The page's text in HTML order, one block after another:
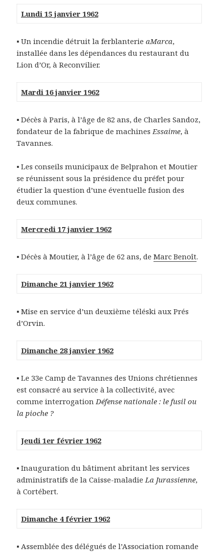
Lundi 15 janvier 1962
▪ Un incendie détruit la ferblanterieaMarca,
installée dans les dépendances du restaurant du
Lion d’Or, à Reconvilier.
Mardi 16 janvier 1962
▪ Décès à Paris, à l’âge de 82 ans, de Charles Sandoz,
fondateur de la fabrique de machinesEssaime, à
Tavannes.
▪ Les conseils municipaux de Belprahon et Moutier
se réunissent sous la présidence du préfet pour
étudier la question d’une éventuelle fusion des
deux communes.
Mercredi 17 janvier 1962
▪ Décès à Moutier, à l’âge de 62 ans, deMarc Benoît.
Dimanche 21 janvier 1962
▪ Mise en service d’un deuxième téléski aux Prés
d’Orvin.
Dimanche 28 janvier 1962
▪ Le 33e Camp de Tavannes des Unions chrétiennes
est consacré au service à la collectivité, avec
comme interrogationDéfense nationale : le fusil ou
la pioche ?
Jeudi 1er février 1962
▪ Inauguration du bâtiment abritant les services
administratifs de la Caisse-maladieLa Jurassienne,
à Cortébert.
Dimanche 4 février 1962
▪ Assemblée des délégués de l’Association romande